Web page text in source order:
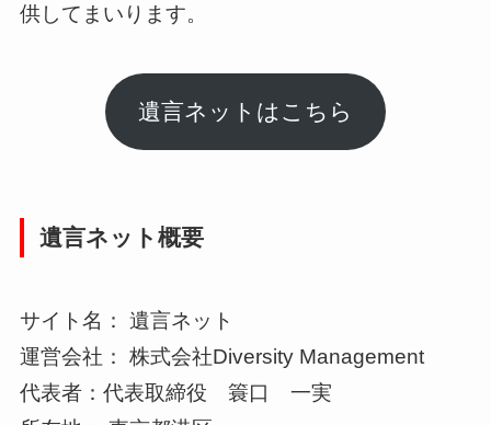
供してまいります。
遺言ネットはこちら
遺言ネット概要
サイト名： 遺言ネット
運営会社： 株式会社Diversity Management
代表者：代表取締役 簑口 一実